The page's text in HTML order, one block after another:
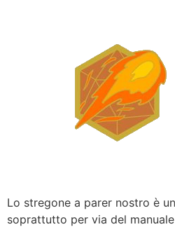
Lo stregone a parer nostro è
soprattutto per via del